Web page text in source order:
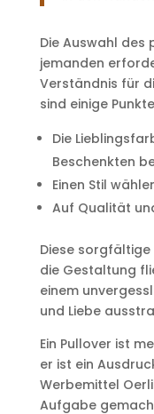
Die Auswahl des
jemanden
Verständnis für
sind einige
Die
Beschenkten
Einen Stil
Auf Qualität
Diese sorgfältige
die Gestaltung
einem
und Liebe
Ein Pullover ist
er ist ein
Werbemittel
Aufgabe